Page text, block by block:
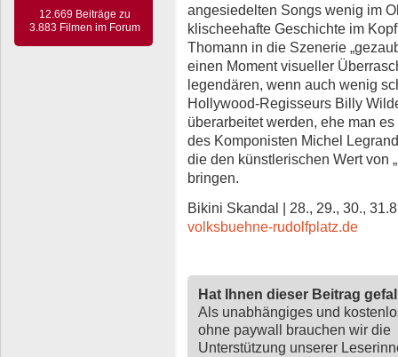
12.669 Beiträge zu
3.883 Filmen im Forum
angesiedelten Songs wenig im
klischeehafte Geschichte im
Thomann in die Szenerie
einen Moment visueller
legendären, wenn auch wenig
Hollywood-Regisseurs Billy
überarbeitet werden, ehe man
des Komponisten Michel
die den künstlerischen Wert von
bringen.
Bikini Skandal | 28., 29., 30.,
volksbuehne-rudolfplatz.de
Hat Ihnen dieser Beitrag
Als unabhängiges und
ohne paywall brauchen wir die
Unterstützung unserer